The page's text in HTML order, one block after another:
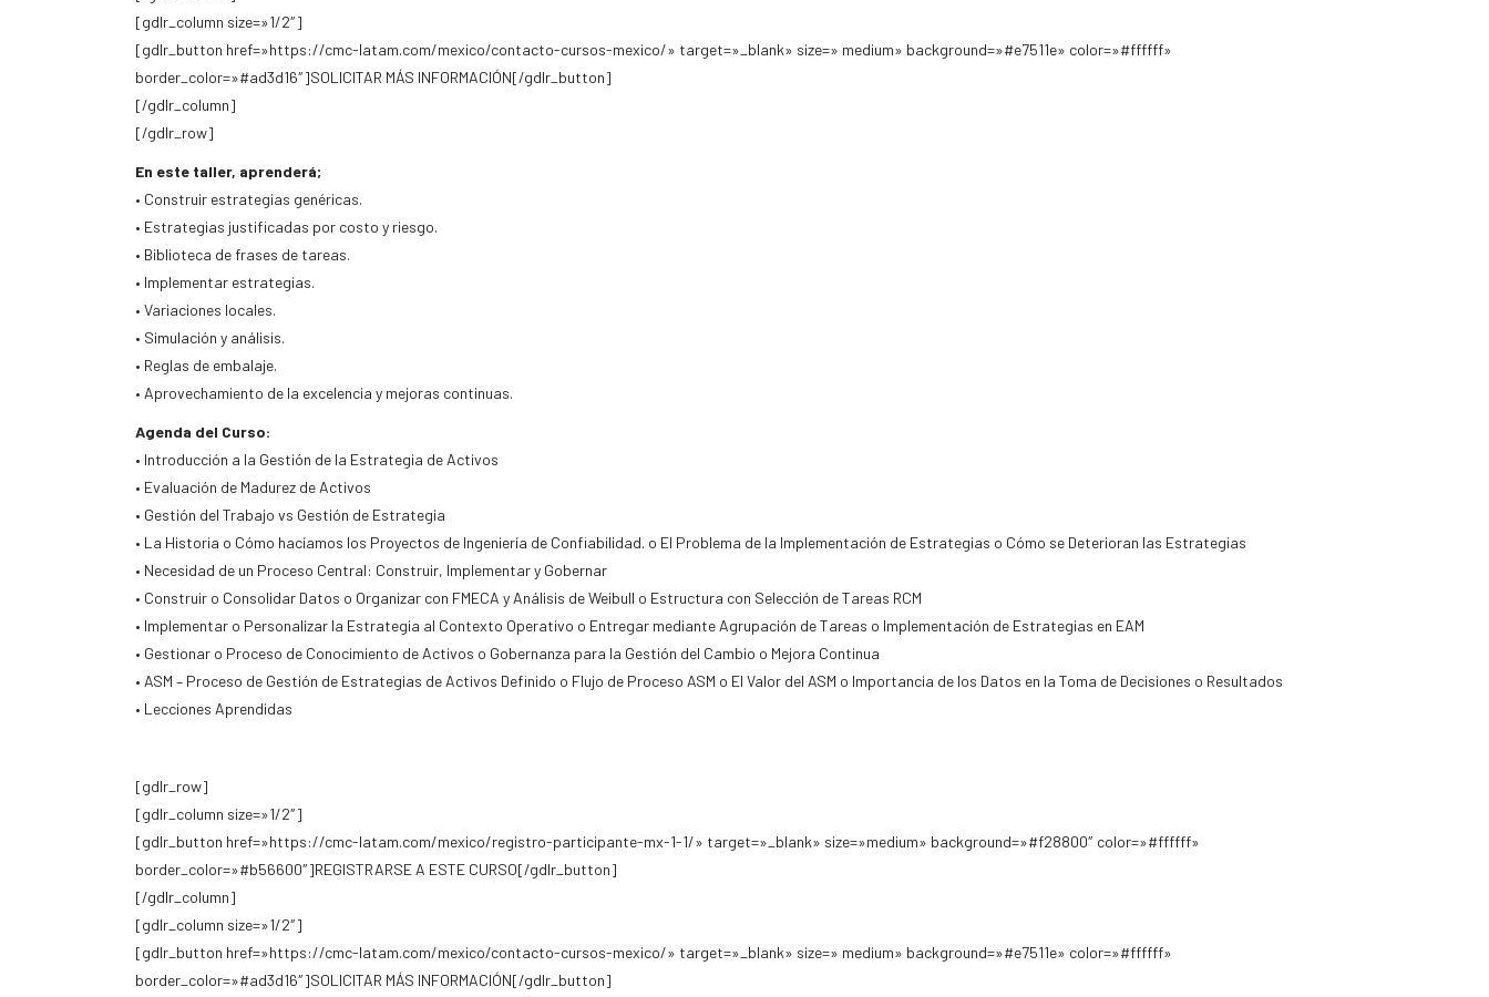
[gdlr_column size=»1/2″]
[gdlr_button href=»https://cmc-latam.com/mexico/contacto-cursos-mexico/» target=»_blank» size=» medium» background=»#e7511e» color=»#ffffff»
border_color=»#ad3d16″]SOLICITAR MÁS INFORMACIÓN[/gdlr_button]
[/gdlr_column]
[/gdlr_row]
En este taller, aprenderá;
• Construir estrategias genéricas.
• Estrategias justificadas por costo y riesgo.
• Biblioteca de frases de tareas.
• Implementar estrategias.
• Variaciones locales.
• Simulación y análisis.
• Reglas de embalaje.
• Aprovechamiento de la excelencia y mejoras continuas.
Agenda del Curso:
• Introducción a la Gestión de la Estrategia de Activos
• Evaluación de Madurez de Activos
• Gestión del Trabajo vs Gestión de Estrategia
• La Historia o Cómo hacíamos los Proyectos de Ingeniería de Confiabilidad. o El Problema de la Implementación de Estrategias o Cómo se Deterioran las Estrategias
• Necesidad de un Proceso Central: Construir, Implementar y Gobernar
• Construir o Consolidar Datos o Organizar con FMECA y Análisis de Weibull o Estructura con Selección de Tareas RCM
• Implementar o Personalizar la Estrategia al Contexto Operativo o Entregar mediante Agrupación de Tareas o Implementación de Estrategias en EAM
• Gestionar o Proceso de Conocimiento de Activos o Gobernanza para la Gestión del Cambio o Mejora Continua
• ASM – Proceso de Gestión de Estrategias de Activos Definido o Flujo de Proceso ASM o El Valor del ASM o Importancia de los Datos en la Toma de Decisiones o Resultados
• Lecciones Aprendidas
[gdlr_row]
[gdlr_column size=»1/2″]
[gdlr_button href=»https://cmc-latam.com/mexico/registro-participante-mx-1-1/» target=»_blank» size=»medium» background=»#f28800″ color=»#ffffff»
border_color=»#b56600″]REGISTRARSE A ESTE CURSO[/gdlr_button]
[/gdlr_column]
[gdlr_column size=»1/2″]
[gdlr_button href=»https://cmc-latam.com/mexico/contacto-cursos-mexico/» target=»_blank» size=» medium» background=»#e7511e» color=»#ffffff»
border_color=»#ad3d16″]SOLICITAR MÁS INFORMACIÓN[/gdlr_button]